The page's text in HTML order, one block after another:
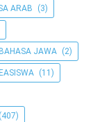
ARAB (3)
BAHASA JAWA (2)
(11)
(407)